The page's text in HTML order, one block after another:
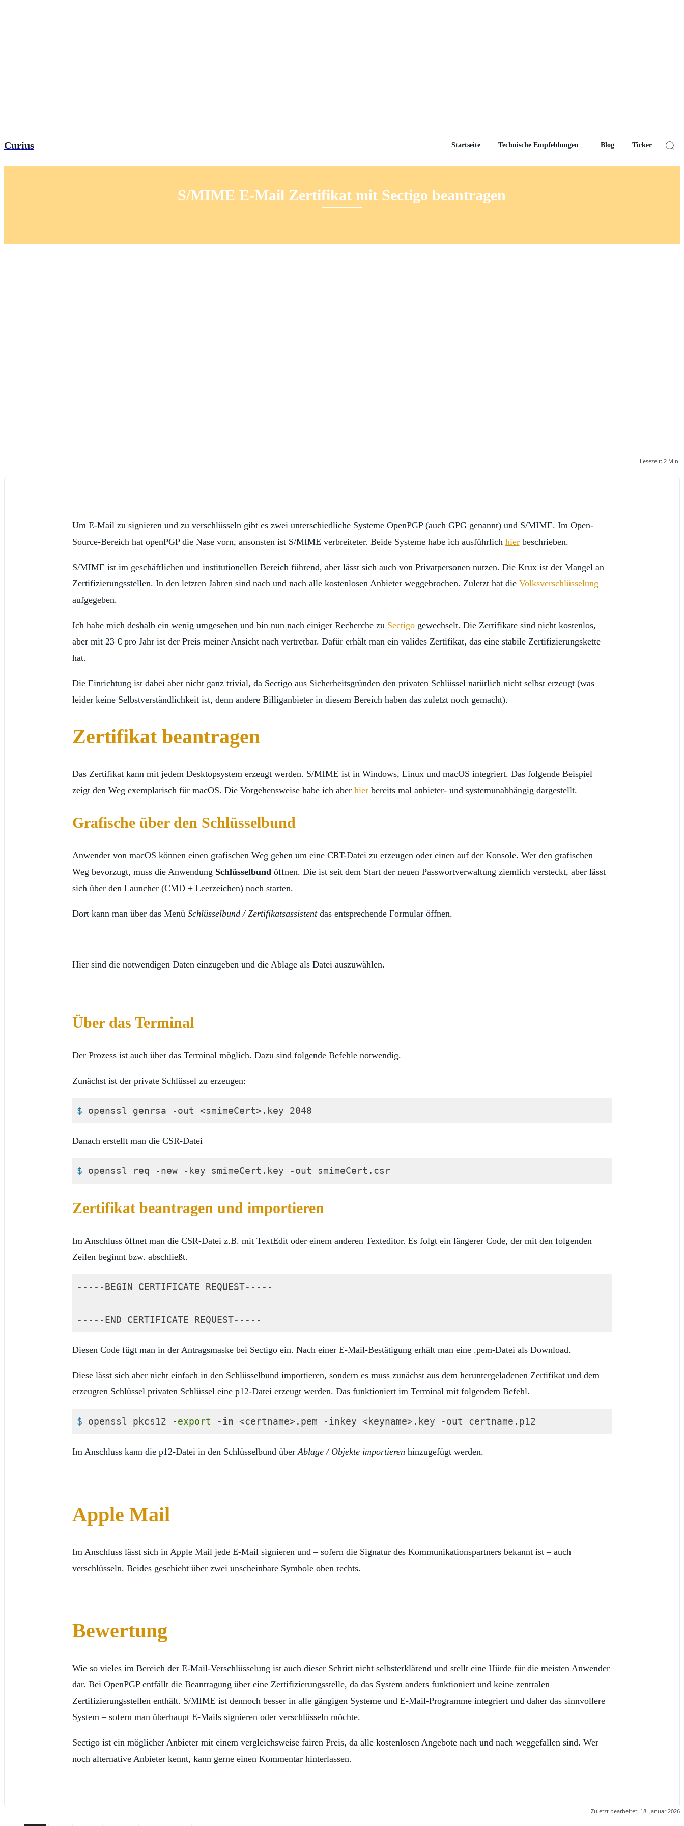
Curius Startseite Technische Empfehlungen Blog Ticker
S/MIME E-Mail Zertifikat mit Sectigo beantragen
Lesezeit: 2 Min.
Um E-Mail zu signieren und zu verschlüsseln gibt es zwei unterschiedliche Systeme OpenPGP (auch GPG genannt) und S/MIME. Im Open-
Source-Bereich hat openPGP die Nase vorn, ansonsten ist S/MIME verbreiteter. Beide Systeme habe ich ausführlich hierbeschrieben.
S/MIME ist im geschäftlichen und institutionellen Bereich führend, aber lässt sich auch von Privatpersonen nutzen. Die Krux ist der Mangel an
Zertifizierungsstellen. In den letzten Jahren sind nach und nach alle kostenlosen Anbieter weggebrochen. Zuletzt hat die Volksverschlüsselung
aufgegeben.
Ich habe mich deshalb ein wenig umgesehen und bin nun nach einiger Recherche zu Sectigogewechselt. Die Zertifikate sind nicht kostenlos,
aber mit 23 € pro Jahr ist der Preis meiner Ansicht nach vertretbar. Dafür erhält man ein valides Zertifikat, das eine stabile Zertifizierungskette
hat.
Die Einrichtung ist dabei aber nicht ganz trivial, da Sectigo aus Sicherheitsgründen den privaten Schlüssel natürlich nicht selbst erzeugt (was
leider keine Selbstverständlichkeit ist, denn andere Billiganbieter in diesem Bereich haben das zuletzt noch gemacht).
Zertifikat beantragen
Das Zertifikat kann mit jedem Desktopsystem erzeugt werden. S/MIME ist in Windows, Linux und macOS integriert. Das folgende Beispiel
zeigt den Weg exemplarisch für macOS. Die Vorgehensweise habe ich aber hierbereits mal anbieter- und systemunabhängig dargestellt.
Grafische über den Schlüsselbund
Anwender von macOS können einen grafischen Weg gehen um eine CRT-Datei zu erzeugen oder einen auf der Konsole. Wer den grafischen
Weg bevorzugt, muss die Anwendung Schlüsselbundöffnen. Die ist seit dem Start der neuen Passwortverwaltung ziemlich versteckt, aber lässt
sich über den Launcher (CMD + Leerzeichen) noch starten.
Dort kann man über das Menü Schlüsselbund / Zertifikatsassistentdas entsprechende Formular öffnen.
Hier sind die notwendigen Daten einzugeben und die Ablage als Datei auszuwählen.
Über das Terminal
Der Prozess ist auch über das Terminal möglich. Dazu sind folgende Befehle notwendig.
Zunächst ist der private Schlüssel zu erzeugen:
$ openssl genrsa -out <smimeCert>.key 2048
Danach erstellt man die CSR-Datei
$ openssl req -new -key smimeCert.key -out smimeCert.csr
Zertifikat beantragen und importieren
Im Anschluss öffnet man die CSR-Datei z.B. mit TextEdit oder einem anderen Texteditor. Es folgt ein längerer Code, der mit den folgenden
Zeilen beginnt bzw. abschließt.
-----BEGIN CERTIFICATE REQUEST-----
-----END CERTIFICATE REQUEST-----
Diesen Code fügt man in der Antragsmaske bei Sectigo ein. Nach einer E-Mail-Bestätigung erhält man eine .pem-Datei als Download.
Diese lässt sich aber nicht einfach in den Schlüsselbund importieren, sondern es muss zunächst aus dem heruntergeladenen Zertifikat und dem
erzeugten Schlüssel privaten Schlüssel eine p12-Datei erzeugt werden. Das funktioniert im Terminal mit folgendem Befehl.
$ openssl pkcs12 -export -in <certname>.pem -inkey <keyname>.key -out certname.p12
Im Anschluss kann die p12-Datei in den Schlüsselbund überAblage / Objekte importieren hinzugefügt werden.
Apple Mail
Im Anschluss lässt sich in Apple Mail jede E-Mail signieren und – sofern die Signatur des Kommunikationspartners bekannt ist – auch
verschlüsseln. Beides geschieht über zwei unscheinbare Symbole oben rechts.
Bewertung
Wie so vieles im Bereich der E-Mail-Verschlüsselung ist auch dieser Schritt nicht selbsterklärend und stellt eine Hürde für die meisten Anwender
dar. Bei OpenPGP entfällt die Beantragung über eine Zertifizierungsstelle, da das System anders funktioniert und keine zentralen
Zertifizierungsstellen enthält. S/MIME ist dennoch besser in alle gängigen Systeme und E-Mail-Programme integriert und daher das sinnvollere
System – sofern man überhaupt E-Mails signieren oder verschlüsseln möchte.
Sectigo ist ein möglicher Anbieter mit einem vergleichsweise fairen Preis, da alle kostenlosen Angebote nach und nach weggefallen sind. Wer
noch alternative Anbieter kennt, kann gerne einen Kommentar hinterlassen.
Zuletzt bearbeitet: 18. Januar 2026